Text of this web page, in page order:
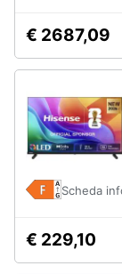
€ 2687,09
Scheda
€ 229,10